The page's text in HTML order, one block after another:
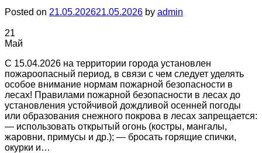
Posted on 21.05.202621.05.2026 by admin
21
Май
С 15.04.2026 на территории города установлен
пожароопасный период, в связи с чем следует уделять
особое внимание нормам пожарной безопасности в
лесах! Правилами пожарной безопасности в лесах до
установления устойчивой дождливой осенней погоды
или образования снежного покрова в лесах запрещается:
— использовать открытый огонь (костры, мангалы,
жаровни, примусы и др.); — бросать горящие спички,
окурки и…